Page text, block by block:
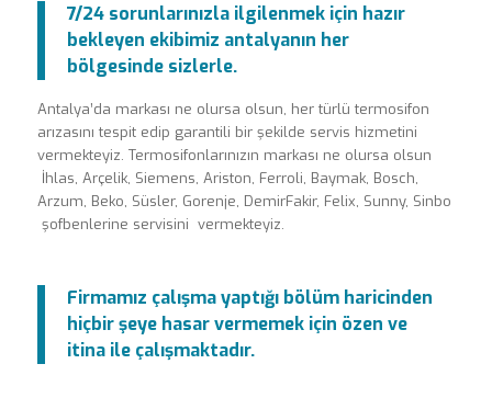
7/24 sorunlarınızla ilgilenmek için hazır
bekleyen ekibimiz antalyanın her
bölgesinde sizlerle.
Antalya’da markası ne olursa olsun, her türlü termosifon
arızasını tespit edip garantili bir şekilde servis hizmetini
vermekteyiz. Termosifonlarınızın markası ne olursa olsun
İhlas, Arçelik, Siemens, Ariston, Ferroli, Baymak, Bosch,
Arzum, Beko, Süsler, Gorenje, DemirFakir, Felix, Sunny, Sinbo
şofbenlerine servisini vermekteyiz.
Firmamız çalışma yaptığı bölüm haricinden
hiçbir şeye hasar vermemek için özen ve
itina ile çalışmaktadır.